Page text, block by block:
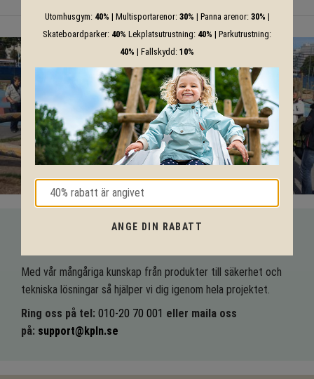
Med vår mångåriga kunskap från produkter till säkerhet och
tekniska lösningar så hjälper vi dig igenom hela projektet.
Ring oss på tel: 010-20 70 001 eller maila oss
på: support@kpln.se
Utomhusgym: 40% | Multisportarenor: 30% | Panna arenor: 30% |
Skateboardparker: 40% Lekplatsutrustning: 40% | Parkutrustning:
40% | Fallskydd: 10%
ANGE DIN RABATT